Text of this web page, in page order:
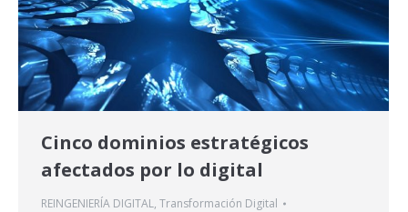
Cinco dominios estratégicos
afectados por lo digital
REINGENIERÍA DIGITAL, Transformación Digital